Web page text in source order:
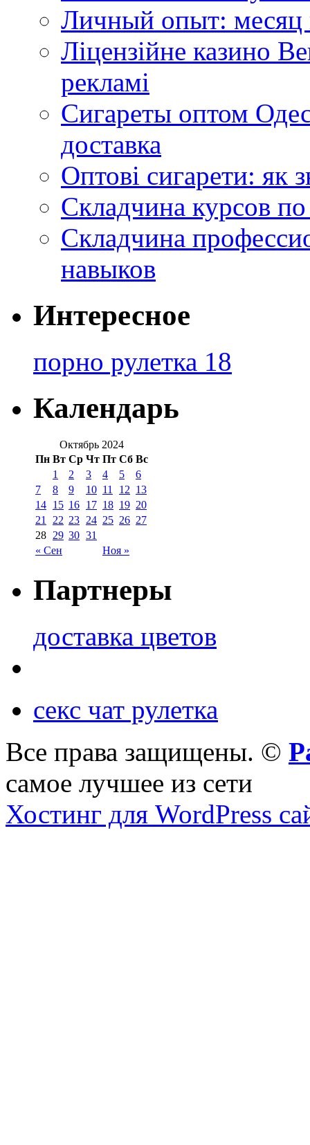
Личный опыт: месяц
Ліцензійне казино
рекламі
Сигареты оптом
доставка
Оптові сигарети: як
Складчина курсов
Складчина
навыков
Интересное
порно рулетка 18
Календарь
Октябрь 2024
Пн Вт Ср Чт Пт Сб Вс
« Сен Ноя »
1 2 3 4 5
6
7
8 9 10 11 12 13
14 15 16 17 18 19 20
21
22 23 24 25 26 27
28 29 30 31
Партнеры
доставка цветов
секс чат рулетка
Все права защищены. ©
самое лучшее из сети
Хостинг для WordPress